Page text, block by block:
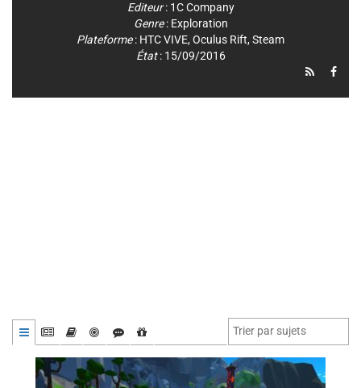
Editeur: 1C Company
Genre: Exploration
Plateforme: HTC VIVE, Oculus Rift, Steam
État: 15/09/2016